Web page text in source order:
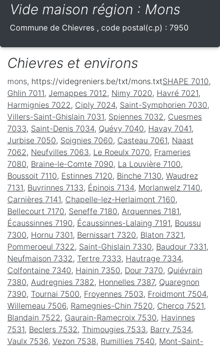
Vide maison région : Mons
Commune de Chievres , code postal(c.p) : 7950
Chievres et environs
mons, https://videgreniers.be/txt/mons.txtSHAPE 7010,
Ghlin 7011, Jemappes 7012 , Nimy 7020, Havré 7021,
Harmignies 7022 , Ciply 7024, Saint-Symphorien 7030,
Villers-Saint-Ghislain 7031, Spiennes 7032 , Cuesmes
7033, Saint-Denis 7034, Quévy 7040, Havay 7041,
Jurbise 7050, Soignies 7060, Casteau 7061, Naast
7062 , Neufvilles 7063, Le Roeulx 7070, Frameries
7080, Braine-le-Comte 7090, La Louvière 7100,
Boussoit 7110, Estinnes 7120, Binche 7130, Waudrez
7131, Buvrinnes 7133, Épinois 7134, Morlanwelz 7140,
Carnières 7141, Chapelle-lez-Herlaimont 7160,
Bellecourt 7170, Seneffe 7180, Arquennes 7181,
Écaussinnes 7190, Écaussinnes-Lalaing 7191, Boussu
7300, Hornu 7301, Bernissart 7320, Blaton 7321,
Pommeroeul 7322 , Saint-Ghislain 7330, Baudour 7331,
Neufmaison 7332 , Tertre 7333, Hautrage 7334,
Colfontaine 7340, Hainin 7350, Dour 7370, Quiévrain
7380, Audregnies 7382 , Honnelles 7387, Quaregnon
7390, Tournai 7500, Froyennes 7503, Froidmont 7504,
Willemeau 7506, Ramegnies-Chin 7520, Chercq 7521,
Blandain 7522 , Gaurain-Ramecroix 7530, Havinnes
7531, Beclers 7532 , Thimougies 7533, Barry 7534,
Vaulx 7536, Vezon 7538, Rumillies 7540, Mont-Saint-